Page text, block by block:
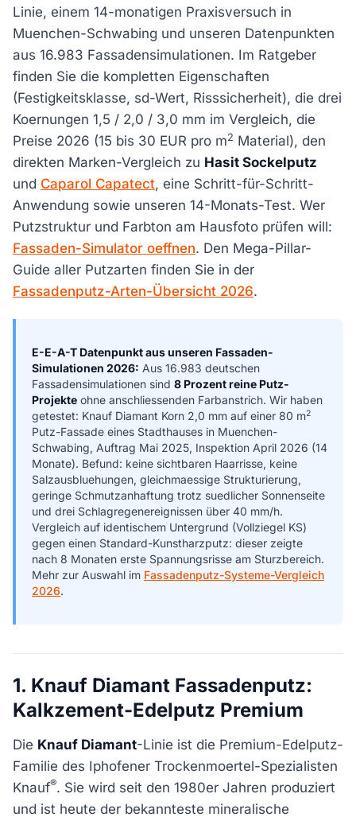
Linie, einem 14-monatigen Praxisversuch in
Muenchen-Schwabing und unseren Datenpunkten
aus 16.983 Fassadensimulationen. Im Ratgeber
finden Sie die kompletten Eigenschaften
(Festigkeitsklasse, sd-Wert, Risssicherheit), die drei
Koernungen 1,5 / 2,0 / 3,0 mm im Vergleich, die
Preise 2026 (15 bis 30 EUR pro m2 Material), den
direkten Marken-Vergleich zu Hasit Sockelputz
und Caparol Capatect, eine Schritt-für-Schritt-
Anwendung sowie unseren 14-Monats-Test. Wer
Putzstruktur und Farbton am Hausfoto prüfen will:
Fassaden-Simulator oeffnen. Den Mega-Pillar-
Guide aller Putzarten finden Sie in der
Fassadenputz-Arten-Übersicht 2026.
E-E-A-T Datenpunkt aus unseren Fassaden-
Simulationen 2026: Aus 16.983 deutschen
Fassadensimulationen sind 8 Prozent reine Putz-
Projekte ohne anschliessenden Farbanstrich. Wir haben
getestet: Knauf Diamant Korn 2,0 mm auf einer 80 m2
Putz-Fassade eines Stadthauses in Muenchen-
Schwabing, Auftrag Mai 2025, Inspektion April 2026 (14
Monate). Befund: keine sichtbaren Haarrisse, keine
Salzausbluehungen, gleichmaessige Strukturierung,
geringe Schmutzanhaftung trotz suedlicher Sonnenseite
und drei Schlagregenereignissen über 40 mm/h.
Vergleich auf identischem Untergrund (Vollziegel KS)
gegen einen Standard-Kunstharzputz: dieser zeigte
nach 8 Monaten erste Spannungsrisse am Sturzbereich.
Mehr zur Auswahl im Fassadenputz-Systeme-Vergleich
2026.
1. Knauf Diamant Fassadenputz:
Kalkzement-Edelputz Premium
Die Knauf Diamant-Linie ist die Premium-Edelputz-
Familie des Iphofener Trockenmoertel-Spezialisten
Knauf®. Sie wird seit den 1980er Jahren produziert
und ist heute der bekannteste mineralische